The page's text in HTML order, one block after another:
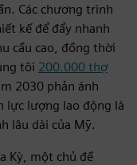
Các chương trình
kế để đẩy nhanh
cầu cao, đồng thời
tôi 200.000 thợ
2030 phản ánh
lực lượng lao động là
lâu dài của Mỹ.
Kỳ, một chủ đề